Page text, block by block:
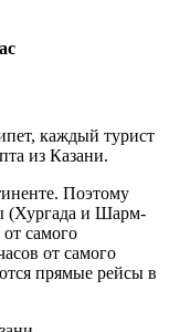
каждый турист
из Казани.
Поэтому
(Хургада и Шарм-
самого
от самого
прямые рейсы в